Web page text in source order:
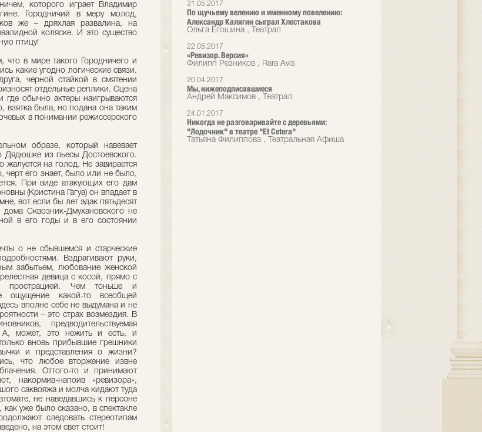
31.05.2017
По щучьему велению и именному повелению:
Александр Калягин сыграл Хлестакова
Ольга Егошина , Театрал
22.05.2017
«Ревизор. Версия»
Филипп Резников , Rara Avis
20.04.2017
Мы, нижеподписавшиеся
Андрей Максимов , Театрал
24.01.2017
Никогда не разговаривайте с деревьями:
"Лодочник" в театре "Et Cetera"
Татьяна Филиппова , Театральная Афиша
которого играет Владимир
Городничий в меру молод,
же – дряхлая развалина, на
коляске. И это существо
птицу!
что в мире такого Городничего и
какие угодно логические связи.
черной стайкой в смятении
отдельные реплики. Сцена
где обычно актеры наигрываются
взятка была, но подана она таким
в понимании режиссерского
образе, который навевает
Дядюшке из пьесы Достоевского.
жалуется на голод. Не завирается
черт его знает, было или не было,
При виде атакующих его дам
(Кристина Гагуа) он впадает в
вот если бы лет эдак пятьдесят
Сквозник-Дмухановского не
в его годы и в его состоянии
о не сбывшемся и старческие
Вздрагивают руки,
забытьем, любование женской
девица с косой, прямо с
прострацией. Чем тоньше и
ощущение какой-то всеобщей
вполне себе не выдумана и не
– это страх возмездия. В
предводительствуемая
А, может, это нежить и есть, и
вновь прибывшие грешники
и представления о жизни?
что любое вторжение извне
Оттого-то и принимают
накормив-напоив «ревизора»,
саквояжа и молча кидают туда
не наведавшись к персоне
уже было сказано, в спектакле
следовать стереотипам
на этом свет стоит!